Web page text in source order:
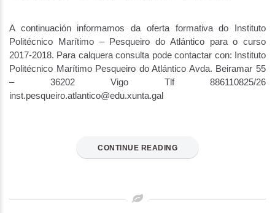
A continuación informamos da oferta formativa do Instituto
Politécnico Marítimo – Pesqueiro do Atlántico para o curso
2017-2018. Para calquera consulta pode contactar con: Instituto
Politécnico Marítimo Pesqueiro do Atlántico Avda. Beiramar 55
– 36202 Vigo Tlf 886110825/26
inst.pesqueiro.atlantico@edu.xunta.gal
CONTINUE READING